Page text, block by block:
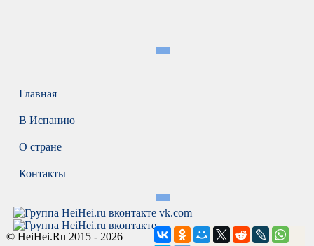
Главная
В Испанию
О стране
Контакты
vk.com
© HeiHei.Ru 2015 - 2026